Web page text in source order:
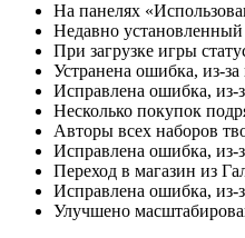
На панелях
Недавно установленный
При загрузке игры
Устранена ошибка, из-
Исправлена ошибка, из-
Несколько покупок
Авторы всех наборов
Исправлена ошибка, из-
Переход в магазин из
Исправлена ошибка, из-
Улучшено